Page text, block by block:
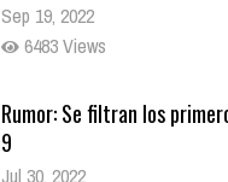
Sep 19, 2022
6483 Views
Rumor: Se filtran los
9
Jul 30, 2022